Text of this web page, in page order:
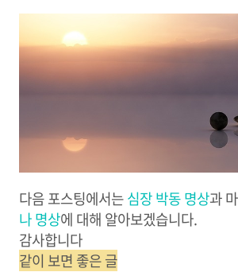
다음 포스팅에서는심장 박동 명상과
나 명상에 대해 알아보겠습니다.
감사합니다
같이 보면 좋은 글